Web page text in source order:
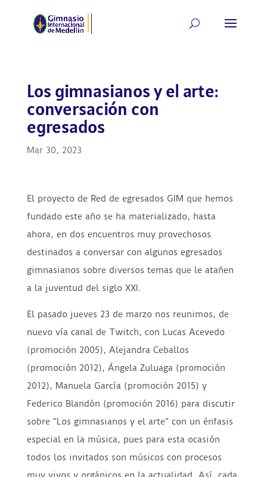
Los gimnasianos y el arte:
conversación con
egresados
Mar 30, 2023
El proyecto de Red de egresados GIM que hemos
fundado este año se ha materializado, hasta
ahora, en dos encuentros muy provechosos
destinados a conversar con algunos egresados
gimnasianos sobre diversos temas que le atañen
a la juventud del siglo XXI.
El pasado jueves 23 de marzo nos reunimos, de
nuevo vía canal de Twitch, con Lucas Acevedo
(promoción 2005), Alejandra Ceballos
(promoción 2012), Ángela Zuluaga (promoción
2012), Manuela García (promoción 2015) y
Federico Blandón (promoción 2016) para discutir
sobre “Los gimnasianos y el arte” con un énfasis
especial en la música, pues para esta ocasión
todos los invitados son músicos con procesos